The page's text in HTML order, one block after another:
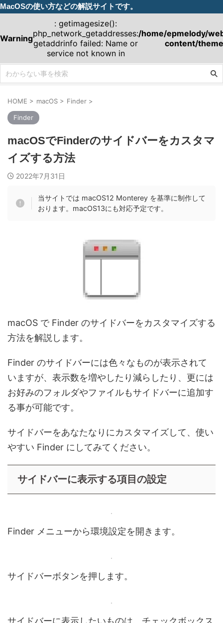
MacOSの使い方などの解説サイトです。
Warning
: getimagesize():
php_network_getaddresses:
getaddrinfo failed: Name or
service not known in
/home/epmelody/
content/
HOME > macOS > Finder >
Finder
macOSでFinderのサイドバーをカスタマ
イズする方法
2022年7月31日
当サイトでは macOS12 Monterey を基準に制作して
おります。macOS13にも対応予定です。
macOS で Finder のサイドバーをカスタマイズする
方法を解説します。
Finder のサイドバーには色々なものが表示されて
いますが、表示数を増やしたり減らしたり、更には
お好みのフォルダやファイルもサイドバーに追加す
る事が可能です。
サイドバーをあなたなりにカスタマイズして、使い
やすい Finder にしてみてください。
サイドバーに表示する項目の設定
Finder メニューから環境設定を開きます。
サイドバーボタンを押します。
サイドバーに表示したいものは、チェックボックス